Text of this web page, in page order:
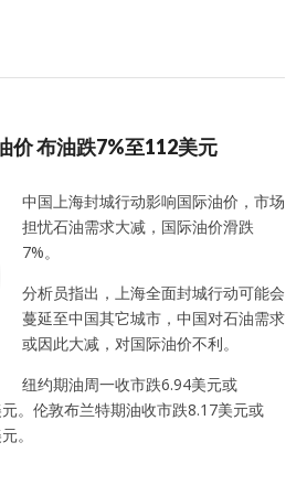
价 布油跌7%至112美元
中国上海封城行动影响国际油价，市场
担忧石油需求大减，国际油价滑跌
7%。
分析员指出，上海全面封城行动可能会
蔓延至中国其它城市，中国对石油需求
或因此大减，对国际油价不利。
纽约期油周一收市跌6.94美元或
。伦敦布兰特期油收市跌8.17美元或
。